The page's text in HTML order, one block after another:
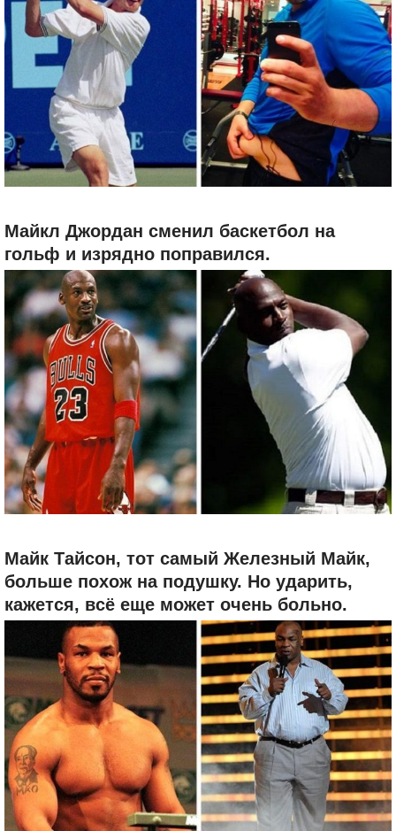
Майкл Джордан сменил баскетбол на
гольф и изрядно поправился.
Майк Тайсон, тот самый Железный Майк,
больше похож на подушку. Но ударить,
кажется, всё еще может очень больно.